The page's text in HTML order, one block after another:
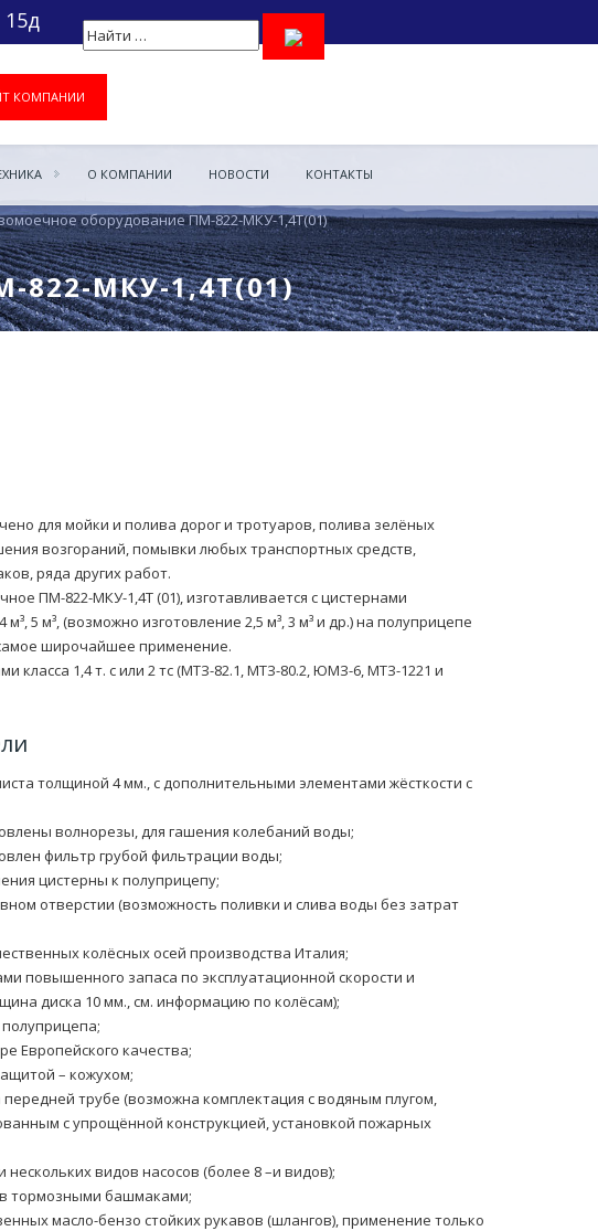
КОМПАНИИ
О КОМПАНИИ НОВОСТИ КОНТАКТЫ
оборудование ПМ-822-МКУ-1,4Т(01)
МКУ-1,4Т(01)
для мойки и полива дорог и тротуаров, полива зелёных
возгораний, помывки любых транспортных средств,
ряда других работ.
ПМ-822-МКУ-1,4Т (01), изготавливается с цистернами
м³, 5 м³, (возможно изготовление 2,5 м³, 3 м³ и др.) на полуприцепе
широчайшее применение.
класса 1,4 т. с или 2 тс (МТЗ-82.1, МТЗ-80.2, ЮМЗ-6, МТЗ-1221 и
толщиной 4 мм., с дополнительными элементами жёсткости с
волнорезы, для гашения колебаний воды;
фильтр грубой фильтрации воды;
цистерны к полуприцепу;
отверстии (возможность поливки и слива воды без затрат
колёсных осей производства Италия;
повышенного запаса по эксплуатационной скорости и
диска 10 мм., см. информацию по колёсам);
Европейского качества;
– кожухом;
трубе (возможна комплектация с водяным плугом,
с упрощённой конструкцией, установкой пожарных
видов насосов (более 8 –и видов);
тормозными башмаками;
масло-бензо стойких рукавов (шлангов), применение только